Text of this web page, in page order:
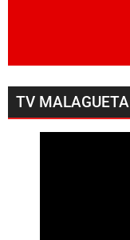
TV MALAGUETA